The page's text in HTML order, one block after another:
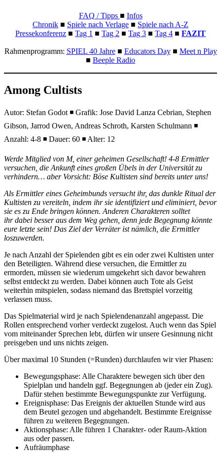
FAQ / Tipps ■ Infos
Chronik ■ Spiele nach Verlage ■ Spiele nach A-Z
Pressekonferenz ■ Tag 1 ■ Tag 2 ■ Tag 3 ■ Tag 4 ■ FAZIT
Rahmenprogramm: SPIEL 40 Jahre■ Educators Day■ Meet n Play
■ Beeple Radio
Among Cultists
Autor: Stefan Godot ◾ Grafik: Jose David Lanza Cebrian, Stephen
Gibson, Jarrod Owen, Andreas Schroth, Karsten Schulmann ◾
Anzahl: 4-8 ◾ Dauer: 60 ◾ Alter: 12
Werde Mitglied von M, einer geheimen Gesellschaft! 4-8 Ermittler
versuchen, die Ankunft eines großen Übels in der Universität zu
verhindern… aber Vorsicht: Böse Kultisten sind bereits unter uns!
Als Ermittler eines Geheimbunds versucht ihr, das dunkle Ritual der
Kultisten zu vereiteln, indem ihr sie identifiziert und eliminiert, bevor
sie es zu Ende bringen können. Anderen Charakteren solltet
ihr dabei besser aus dem Weg gehen, denn jede Begegnung könnte
eure letzte sein! Das Ziel der Verräter ist nämlich, die Ermittler
loszuwerden.
Je nach Anzahl der Spielenden gibt es ein oder zwei Kultisten unter
den Beteiligten. Während diese versuchen, die Ermittler zu
ermorden, müssen sie wiederum umgekehrt sich davor bewahren
selbst entdeckt zu werden. Dabei können auch Tote als Geist
weiterhin mitspielen, sodass niemand das Brettspiel vorzeitig
verlassen muss.
Das Spielmaterial wird je nach Spielendenanzahl angepasst. Die
Rollen entsprechend vorher verdeckt zugelost. Auch wenn das Spiel
vom miteinander Sprechen lebt, dürfen wir unsere Gesinnung nicht
preisgeben und uns nichts zeigen.
Über maximal 10 Stunden (=Runden) durchlaufen wir vier Phasen:
Bewegungsphase: Alle Charaktere bewegen sich über den
Spielplan und handeln ggf. Begegnungen ab (jeder ein Zug).
Dafür stehen bestimmte Bewegungspunkte zur Verfügung.
Ereignisphase: Das Ereignis der aktuellen Stunde wird aus
dem Beutel gezogen und abgehandelt. Bestimmte Ereignisse
führen zu weiteren Begegnungen.
Aktionsphase: Alle führen 1 Charakter- oder Raum-Aktion
aus oder passen.
Aufräumphase